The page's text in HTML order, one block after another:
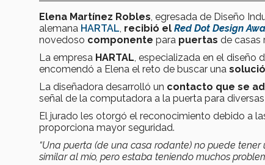
Elena Martínez Robles , egresada de Diseño
alemana HARTAL recibió el Red Dot Design
novedoso componente para puertas de casas
La empresa HARTAL , especializada en el
encomendó a Elena el reto de buscar una
La diseñadora desarrolló un contacto que se
señal de la computadora a la puerta para
El jurado les otorgó el reconocimiento debido a
proporciona mayor seguridad.
“Una puerta (de una casa rodante) no puede tener
similar al mío, pero estaba teniendo muchos